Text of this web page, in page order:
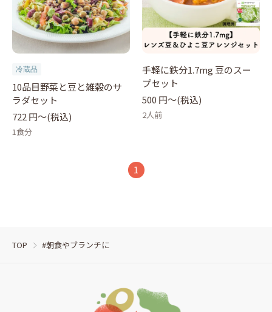
冷蔵品
10品目野菜と豆と雑穀のサ
ラダセット
722 円〜(税込)
1食分
手軽に鉄分1.7mg 豆のスー
プセット
500 円〜(税込)
2人前
1
TOP #朝食やブランチに